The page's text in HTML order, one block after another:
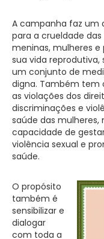
A campanha faz um
para a crueldade
meninas, mulheres e
sua vida
um conjunto de
digna. Também tem
as violações dos
discriminações e
saúde das mulheres,
capacidade de
violência sexual e
saúde.
O propósito
também é
sensibilizar e
dialogar
com toda a